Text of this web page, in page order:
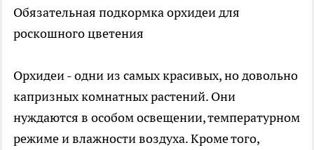
Обязательная подкормка орхидеи для
роскошного цветения
Орхидеи - одни из самых красивых, но довольно
капризных комнатных растений. Они
нуждаются в особом освещении, температурном
режиме и влажности воздуха. Кроме того,